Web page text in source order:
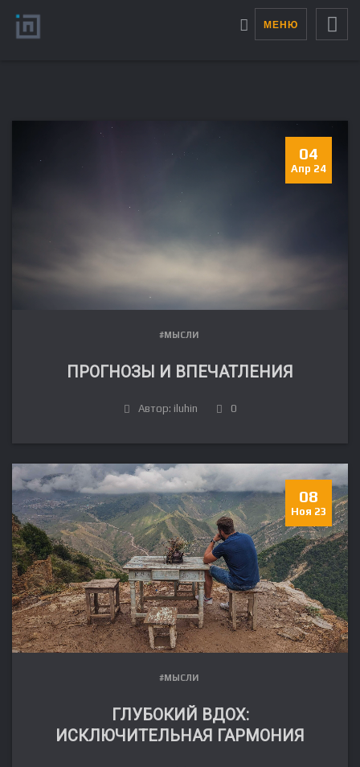
МЕНЮ
04
Апр 24
#МЫСЛИ
ПРОГНОЗЫ И ВПЕЧАТЛЕНИЯ
Автор: iluhin 0
08
Ноя 23
#МЫСЛИ
ГЛУБОКИЙ ВДОХ:
ИСКЛЮЧИТЕЛЬНАЯ ГАРМОНИЯ